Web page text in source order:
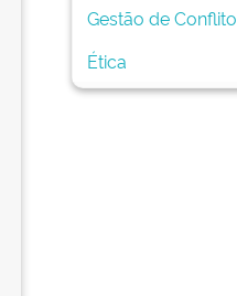
Gestão de Conflito
Ética